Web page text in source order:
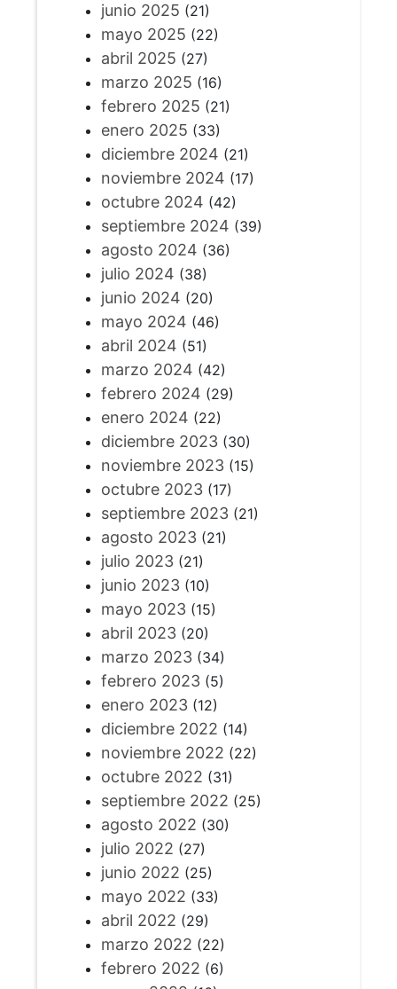
junio 2025 (21)
mayo 2025 (22)
abril 2025 (27)
marzo 2025 (16)
febrero 2025 (21)
enero 2025 (33)
diciembre 2024 (21)
noviembre 2024 (17)
octubre 2024 (42)
septiembre 2024 (39)
agosto 2024 (36)
julio 2024 (38)
junio 2024 (20)
mayo 2024 (46)
abril 2024 (51)
marzo 2024 (42)
febrero 2024 (29)
enero 2024 (22)
diciembre 2023(30)
noviembre 2023(15)
octubre 2023(17)
septiembre 2023(21)
agosto 2023(21)
julio 2023(21)
junio 2023(10)
mayo 2023(15)
abril 2023(20)
marzo 2023(34)
febrero 2023(5)
enero 2023(12)
diciembre 2022 (14)
noviembre 2022 (22)
octubre 2022 (31)
septiembre 2022 (25)
agosto 2022 (30)
julio 2022 (27)
junio 2022 (25)
mayo 2022 (33)
abril 2022 (29)
marzo 2022 (22)
febrero 2022 (6)